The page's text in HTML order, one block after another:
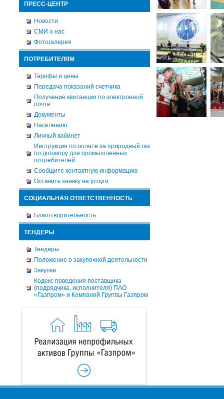
ПРЕСС-ЦЕНТР
Новости
СМИ о нас
Фотогалерея
ПОТРЕБИТЕЛЯМ
Тарифы и цены
Передача показаний счетчика
Получение квитанции по электронной
почте
Документы
Населению
Личный кабинет
Инструкция по оплате за природный газ
по договору для промышленных
потребителей
Сообщите контактную информацию
Оставить заявку на услуги
СОЦИАЛЬНАЯ ОТВЕТСТВЕННОСТЬ
Благотворительность
ТЕНДЕРЫ
Тендеры
Положение о закупочной деятельности
Закупки
Кодекс поведения поставщика
(подрядчика, исполнителя) ПАО
«Газпром» и Компаний Группы Газпром